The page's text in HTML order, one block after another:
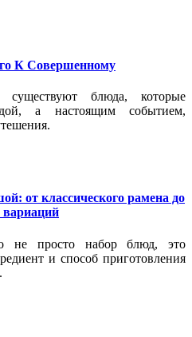
К Совершенному
блюда, которые
а настоящим событием,
от классического рамена до
не просто набор блюд, это
и способ приготовления